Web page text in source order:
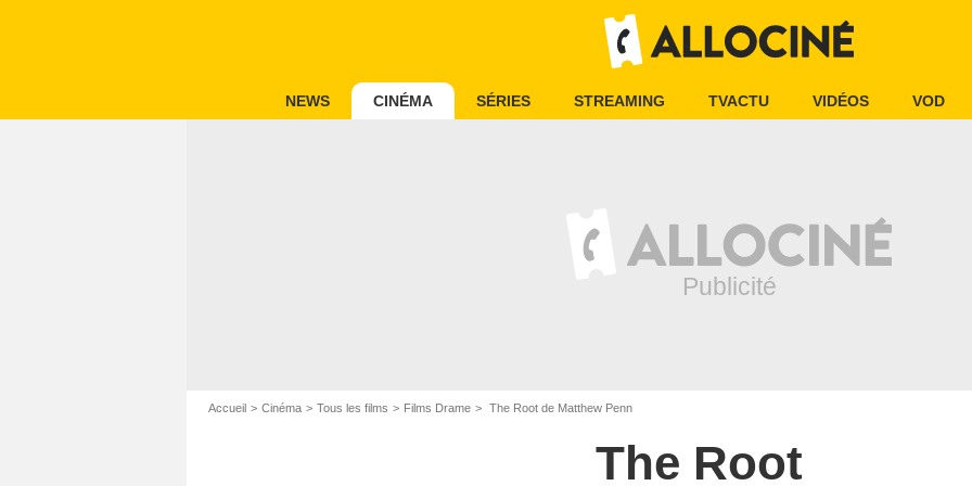
NEWS CINÉMA SÉRIES STREAMING TVACTU VIDÉOS VOD
Accueil Cinéma Tous les films Films Drame The Root de Matthew Penn
The Root